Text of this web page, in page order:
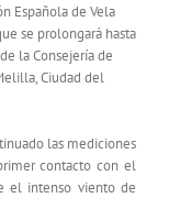
Española de Vela
se prolongará hasta
la Consejería de
Ciudad del
las mediciones
contacto con el
el intenso viento de